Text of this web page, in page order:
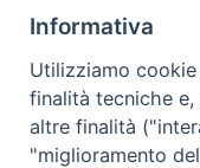
Ufficio
Piazza Giovene 4 –
Informativa
Utilizziamo
finalità tecniche
altre finalità
"miglioramento